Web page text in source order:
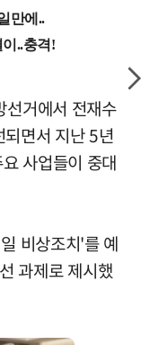
거에서 전재수
면서 지난 5년
사업들이 중대
비상조치'를 예
과제로 제시했